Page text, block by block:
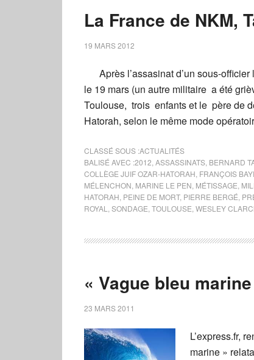
La France de NKM,
19 MARS 2012
Après l’assasinat d’un sous-
le 19 mars (un autre militaire a été
Toulouse, trois enfants et le père de
Hatorah, selon le même mode
CLASSÉ SOUS :ACTUALITÉS
BALISÉ AVEC :2012 ASSASSINATS BERNARD
COLLÈGE JUIF OZAR-HATORAH FRANÇOIS
MÉLENCHON MARINE LE PEN MÉTISSAGE
HATORAH PEINE DE MORT, PIERRE BERGÉ
ROYAL
SONDAGE TOULOUSE WESLEY
« Vague bleu
23 MARS 2011
L’express.fr,
marine »